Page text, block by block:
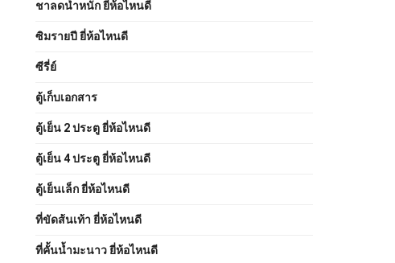
ชาลดน้ำหนัก ยี่ห้อไหนดี
ซิมรายปี ยี่ห้อไหนดี
ซีรี่ย์
ตู้เก็บเอกสาร
ตู้เย็น 2 ประตู ยี่ห้อไหนดี
ตู้เย็น 4 ประตู ยี่ห้อไหนดี
ตู้เย็นเล็ก ยี่ห้อไหนดี
ที่ขัดส้นเท้า ยี่ห้อไหนดี
ที่คั้นน้ำมะนาว ยี่ห้อไหนดี